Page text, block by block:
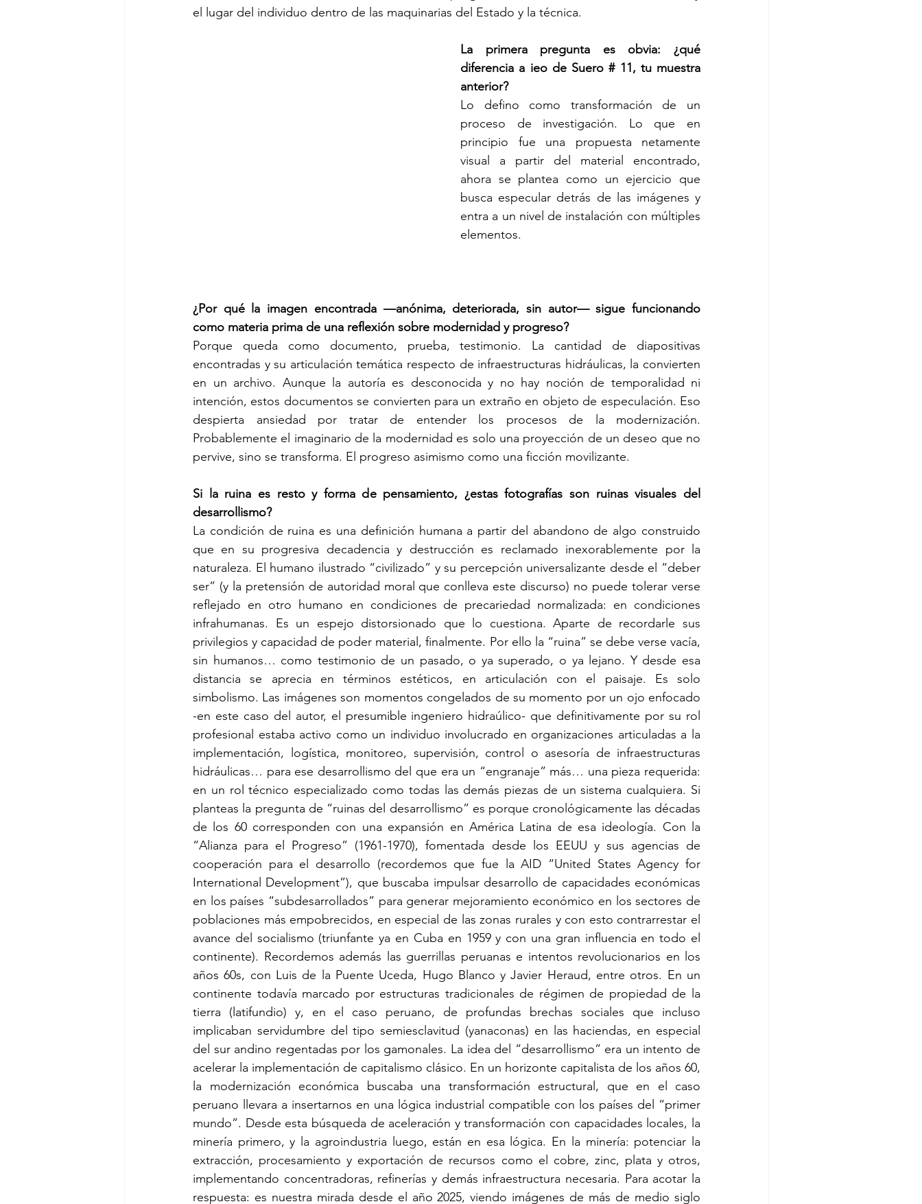
el lugar del individuo dentro de las maquinarias del Estado y la técnica.
La primera pregunta es obvia: ¿qué
diferencia a ieo de Suero # 11, tu muestra
anterior?
Lo defino como transformación de un
proceso de investigación. Lo que en
principio fue una propuesta netamente
visual a partir del material encontrado,
ahora se plantea como un ejercicio que
busca especular detrás de las imágenes y
entra a un nivel de instalación con múltiples
elementos.
¿Por qué la imagen encontrada —anónima, deteriorada, sin autor— sigue funcionando
como materia prima de una reflexión sobre modernidad y progreso?
Porque queda como documento, prueba, testimonio. La cantidad de diapositivas
encontradas y su articulación temática respecto de infraestructuras hidráulicas, la convierten
en un archivo. Aunque la autoría es desconocida y no hay noción de temporalidad ni
intención, estos documentos se convierten para un extraño en objeto de especulación. Eso
despierta ansiedad por tratar de entender los procesos de la modernización.
Probablemente el imaginario de la modernidad es solo una proyección de un deseo que no
pervive, sino se transforma. El progreso asimismo como una ficción movilizante.
Si la ruina es resto y forma de pensamiento, ¿estas fotografías son ruinas visuales del
desarrollismo?
La condición de ruina es una definición humana a partir del abandono de algo construido
que en su progresiva decadencia y destrucción es reclamado inexorablemente por la
naturaleza. El humano ilustrado “civilizado” y su percepción universalizante desde el “deber
ser” (y la pretensión de autoridad moral que conlleva este discurso) no puede tolerar verse
reflejado en otro humano en condiciones de precariedad normalizada: en condiciones
infrahumanas. Es un espejo distorsionado que lo cuestiona. Aparte de recordarle sus
privilegios y capacidad de poder material, finalmente. Por ello la “ruina” se debe verse vacía,
sin humanos… como testimonio de un pasado, o ya superado, o ya lejano. Y desde esa
distancia se aprecia en términos estéticos, en articulación con el paisaje. Es solo
simbolismo. Las imágenes son momentos congelados de su momento por un ojo enfocado
-en este caso del autor, el presumible ingeniero hidraúlico- que definitivamente por su rol
profesional estaba activo como un individuo involucrado en organizaciones articuladas a la
implementación, logística, monitoreo, supervisión, control o asesoría de infraestructuras
hidráulicas… para ese desarrollismo del que era un “engranaje” más… una pieza requerida:
en un rol técnico especializado como todas las demás piezas de un sistema cualquiera. Si
planteas la pregunta de “ruinas del desarrollismo” es porque cronológicamente las décadas
de los 60 corresponden con una expansión en América Latina de esa ideología. Con la
“Alianza para el Progreso” (1961-1970), fomentada desde los EEUU y sus agencias de
cooperación para el desarrollo (recordemos que fue la AID “United States Agency for
International Development”), que buscaba impulsar desarrollo de capacidades económicas
en los países “subdesarrollados” para generar mejoramiento económico en los sectores de
poblaciones más empobrecidos, en especial de las zonas rurales y con esto contrarrestar el
avance del socialismo (triunfante ya en Cuba en 1959 y con una gran influencia en todo el
continente). Recordemos además las guerrillas peruanas e intentos revolucionarios en los
años 60s, con Luis de la Puente Uceda, Hugo Blanco y Javier Heraud, entre otros. En un
continente todavía marcado por estructuras tradicionales de régimen de propiedad de la
tierra (latifundio) y, en el caso peruano, de profundas brechas sociales que incluso
implicaban servidumbre del tipo semiesclavitud (yanaconas) en las haciendas, en especial
del sur andino regentadas por los gamonales. La idea del “desarrollismo” era un intento de
acelerar la implementación de capitalismo clásico. En un horizonte capitalista de los años 60,
la modernización económica buscaba una transformación estructural, que en el caso
peruano llevara a insertarnos en una lógica industrial compatible con los países del “primer
mundo”. Desde esta búsqueda de aceleración y transformación con capacidades locales, la
minería primero, y la agroindustria luego, están en esa lógica. En la minería: potenciar la
extracción, procesamiento y exportación de recursos como el cobre, zinc, plata y otros,
implementando concentradoras, refinerías y demás infraestructura necesaria. Para acotar la
respuesta: es nuestra mirada desde el año 2025, viendo imágenes de más de medio siglo